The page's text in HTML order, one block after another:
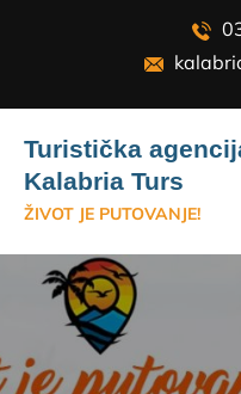
Turistička
Kalabria Turs
ŽIVOT JE PUTOVANJE!